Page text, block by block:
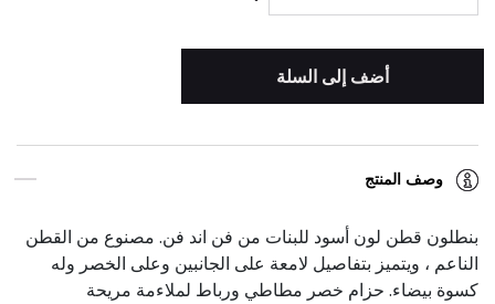
أضف إلى السلة
وصف المنتج
بنطلون قطن لون أسود للبنات من فن اند فن. مصنوع من القطن
الناعم ، ويتميز بتفاصيل لامعة على الجانبين وعلى الخصر وله
كسوة بيضاء. حزام خصر مطاطي ورباط لملاءمة مريحة